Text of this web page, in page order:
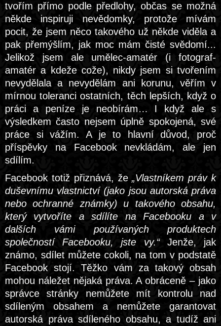
tvořím přímo podle předlohy, občas se možná
někde inspiruji nevědomky, protože mívám
pocit, že jsem něco takového už někde viděla a
pak přemýšlím, jak moc mám čisté svědomí...
Jelikož jsem ale umělec-amatér (i fotograf-
amatér a kdeže cože), nikdy jsem si tvořením
nevydělala a nevydělám ani korunu, věřím v
mírnou toleranci ostatních, těch lepších, když o
práci a peníze je neobírám… I když ale s
výsledkem často nejsem úplně spokojená, své
práce si vážím. A je to hlavní důvod, proč
příspěvky na Facebook nevkládám, ale jen
sdílím.
Facebook totiž přiznává, že„Vlastníkem práv k
duševnímu vlastnictví (jako jsou autorská práva
nebo ochranné známky) u takového obsahu,
který vytvoříte a sdílíte na Facebooku a v
dalších vámi používaných produktech
společností Facebooku, jste vy.“Jenže, jak
známo, sdílet můžete cokoli, na tom v podstatě
Facebook stojí. Těžko vám za takový obsah
mohou náležet nějaká práva. A obráceně – jako
správce stránky nemůžete mít kontrolu nad
sdíleným obsahem a nemůžete garantovat
autorská práva sdíleného obsahu, a tudíž ani